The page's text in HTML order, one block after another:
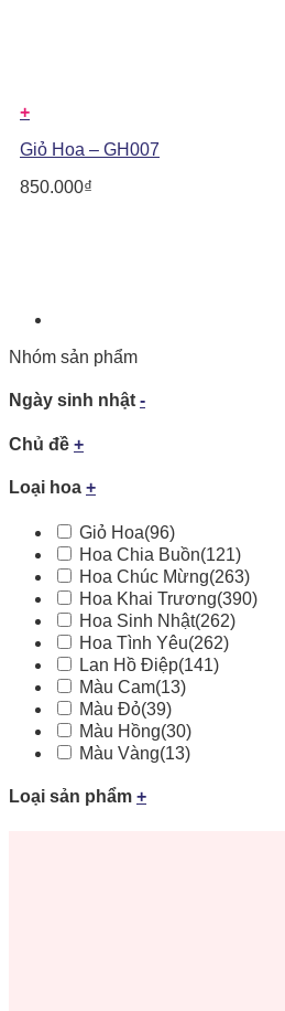
+
Giỏ Hoa – GH007
850.000₫
Nhóm sản phẩm
Ngày sinh nhật -
Chủ đề +
Loại hoa +
Giỏ Hoa(96)
Hoa Chia Buồn(121)
Hoa Chúc Mừng(263)
Hoa Khai Trương(390)
Hoa Sinh Nhật(262)
Hoa Tình Yêu(262)
Lan Hồ Điệp(141)
Màu Cam(13)
Màu Đỏ(39)
Màu Hồng(30)
Màu Vàng(13)
Loại sản phẩm +